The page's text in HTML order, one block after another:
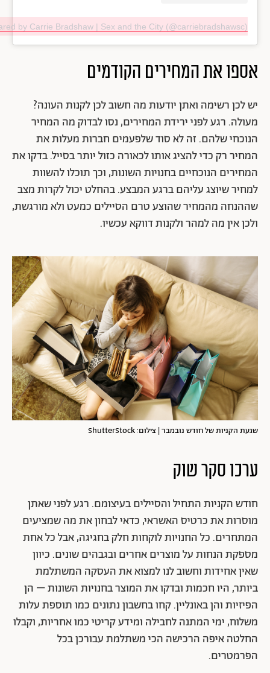
by Carrie Bradshaw | Sex and the City (@carriebradshawsc)
אספו את המחירים הקודמים
יש לכן רשימה ואתן יודעות מה חשוב לכן לקנות העונה?
מעולה. רגע לפני ירידת המחירים, נסו לבדוק מה המחיר
הנוכחי שלהם. זה לא סוד שלפעמים חברות מעלות את
המחיר רק כדי להציג אותו לכאורה כזול יותר בסייל. בדקו את
המחירים הנוכחיים בחנויות השונות, וכך תוכלו להשוות
למחיר שיוצג עליהם ברגע המבצע. בהחלט יכול לקרות מצב
שההנחה מהמחיר שהוצע טרם הסיילים כמעט ולא מורגשת,
ולכן אין מה למהר ולקנות דווקא עכשיו.
שגעת הקניות של חודש נובמבר | צילום: ShutterStock
ערכו סקר שוק
חודש הקניות התחיל והסיילים בעיצומם. רגע לפני שאתן
מוסרות את כרטיס האשראי, כדאי לבחון את מה שמציעים
המתחרים. כל החנויות לוקחות חלק בחגיגה, אבל כל אחת
מספקת הנחות על מוצרים אחרים ובגבהים שונים. כיוון
שאין אחידות וחשוב לנו למצוא את העסקה המשתלמת
ביותר, היו חכמות ובדקו את המוצר בחנויות השונות – הן
הפיזיות והן באונליין. קחו בחשבון נתונים כמו תוספת עלות
משלוח, ימי המתנה לחבילה ומידע קריטי כמו אחריות, וקבלו
החלטה איפה הרכישה הכי משתלמת עבורכן בכל
הפרמטרים.